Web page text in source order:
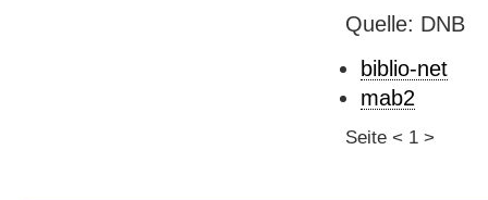
Quelle: DNB
biblio-net
mab2
Seite < 1 >